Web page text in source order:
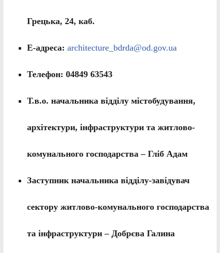
Грецька, 24, каб.
Е-адреса: architecture_bdrda@od.gov.ua
Телефон: 04849 63543
Т.в.о. начальника відділу містобудування,
архітектури, інфраструктури та житлово-
комунального господарства – Гліб Адам
Заступник начальника відділу-завідувач
сектору житлово-комунального господарства
та інфраструктури – Добрєва Галина